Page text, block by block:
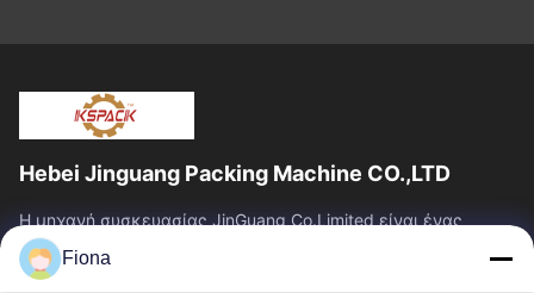
Hebei Jinguang Packing Machine CO.,LTD
Η μηχανή συσκευασίας JinGuang Co.Limited είναι ένας
επαγγελματικός ζαρωμένος εξοπλισμός εκτύπωσης
χαρτοκιβωτίων και σχετικά μηχανήματα για την...
Fiona